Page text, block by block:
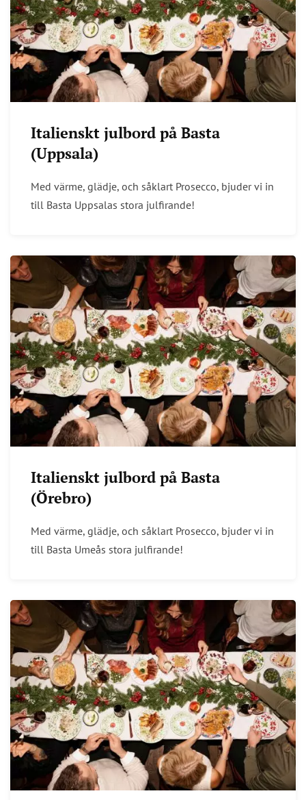
Italienskt julbord på Basta
(Uppsala)
Med värme, glädje, och såklart Prosecco, bjuder vi in
till Basta Uppsalas stora julfirande!
Italienskt julbord på Basta
(Örebro)
Med värme, glädje, och såklart Prosecco, bjuder vi in
till Basta Umeås stora julfirande!